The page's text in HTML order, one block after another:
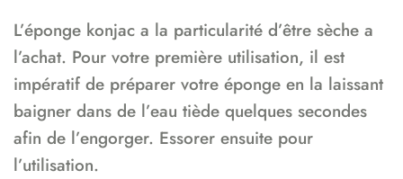
L’éponge konjac a la particularité d’être sèche a
l’achat. Pour votre première utilisation, il est
impératif de préparer votre éponge en la laissant
baigner dans de l’eau tiède quelques secondes
afin de l’engorger. Essorer ensuite pour
l’utilisation.